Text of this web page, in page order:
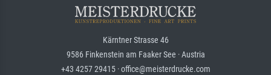
Kärntner Strasse 46
9586 Finkenstein am Faaker See · Austria
+43 4257 29415 · office@meisterdrucke.com